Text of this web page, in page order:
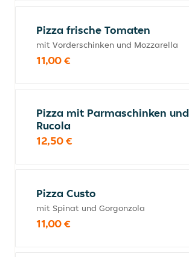
Pizza frische Tomaten
mit Vorderschinken und Mozzarella
11,00 €
Pizza mit Parmaschinken und
Rucola
12,50 €
Pizza Custo
mit Spinat und Gorgonzola
11,00 €